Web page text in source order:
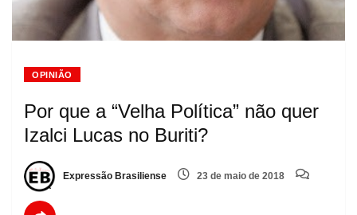
OPINIÃO
Por que a “Velha Política” não quer
Izalci Lucas no Buriti?
Expressão Brasiliense 23 de maio de 2018